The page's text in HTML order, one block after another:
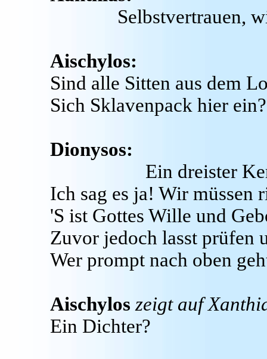
Selbstvertrauen,
Aischylos:
Sind alle Sitten aus dem
Sich Sklavenpack hier ein?
Dionysos:
Ein dreister
Ich sag es ja! Wir müssen
'S ist Gottes Wille und
Zuvor jedoch lasst prüfen
Wer prompt nach oben
Aischylos zeigt auf
Ein Dichter?